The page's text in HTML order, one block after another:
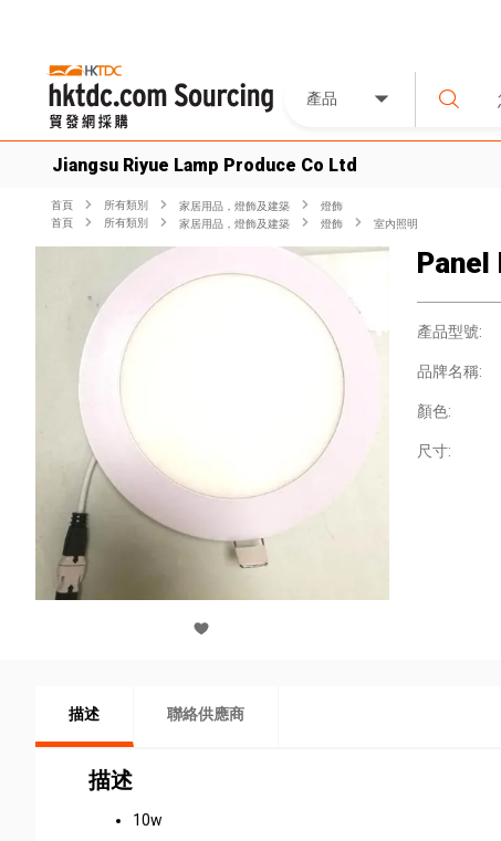
產品
Jiangsu Riyue Lamp Produce Co Ltd
首頁 所有類別 家居用品，燈飾及建築
燈飾
首頁
所有類別 家居用品，燈飾及建築 燈飾 室內照明
Panel
產品型號:
品牌名稱:
顏色:
尺寸:
描述 聯絡供應商
描述
10w